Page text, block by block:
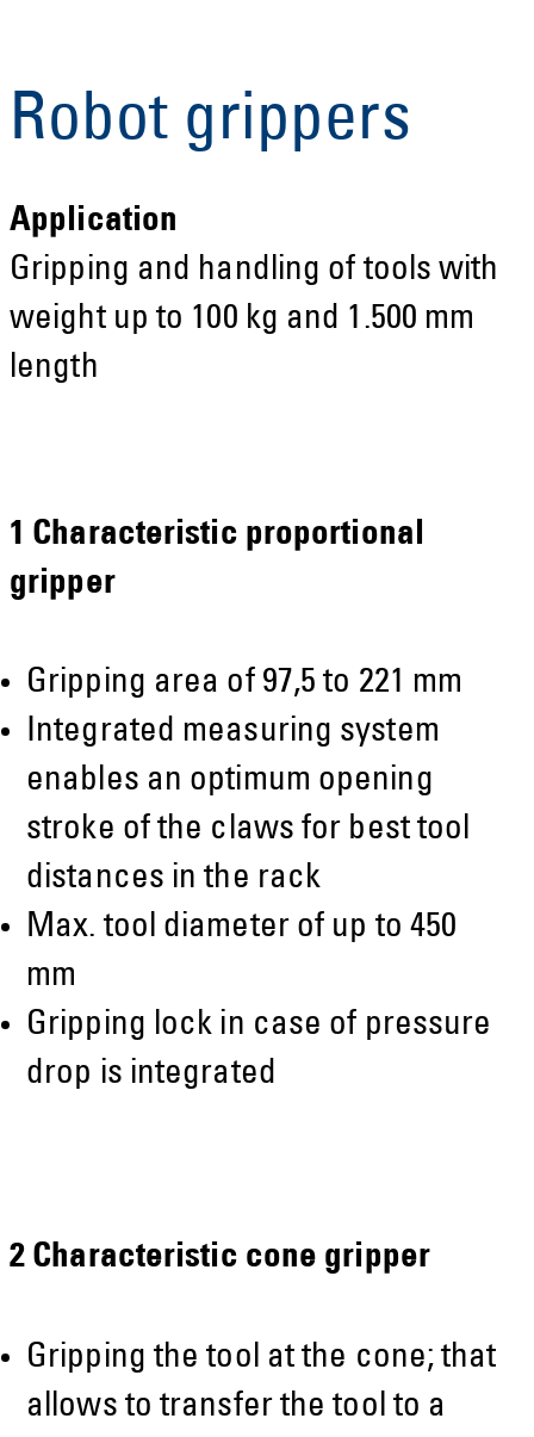
Robot grippers
Application
Gripping and handling of tools with
weight up to 100 kg and 1.500 mm
length
1 Characteristic proportional
gripper
Gripping area of 97,5 to 221 mm
Integrated measuring system
enables an optimum opening
stroke of the claws for best tool
distances in the rack
Max. tool diameter of up to 450
mm
Gripping lock in case of pressure
drop is integrated
2 Characteristic cone gripper
Gripping the tool at the cone; that
allows to transfer the tool to a